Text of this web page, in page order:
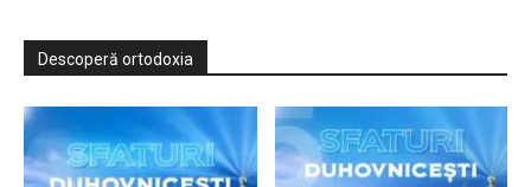
Descoperă ortodoxia